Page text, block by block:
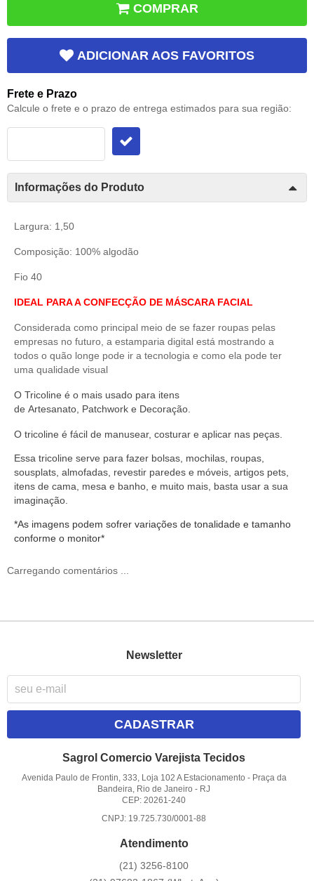
COMPRAR
ADICIONAR AOS FAVORITOS
Frete e Prazo
Calcule o frete e o prazo de entrega estimados para sua região:
Informações do Produto
Largura: 1,50
Composição: 100% algodão
Fio 40
IDEAL PARA A CONFECÇÃO DE MÁSCARA FACIAL
Considerada como principal meio de se fazer roupas pelas
empresas no futuro, a estamparia digital está mostrando a
todos o quão longe pode ir a tecnologia e como ela pode ter
uma qualidade visual
O Tricoline é o mais usado para itens
de Artesanato Patchwork e Decoração
O tricoline é fácil de manusear, costurar e aplicar nas peças.
Essa tricoline serve para fazer bolsas, mochilas, roupas,
sousplats, almofadas, revestir paredes e móveis, artigos pets,
itens de cama, mesa e banho, e muito mais, basta usar a sua
imaginação.
*As imagens podem sofrer variações de tonalidade e tamanho
conforme o monitor*
Carregando comentários ...
Newsletter
CADASTRAR
Sagrol Comercio Varejista Tecidos
Avenida Paulo de Frontin, 333, Loja 102 A Estacionamento - Praça da
Bandeira, Rio de Janeiro - RJ
CEP: 20261-240
CNPJ: 19.725.730/0001-88
Atendimento
(21) 3256-8100